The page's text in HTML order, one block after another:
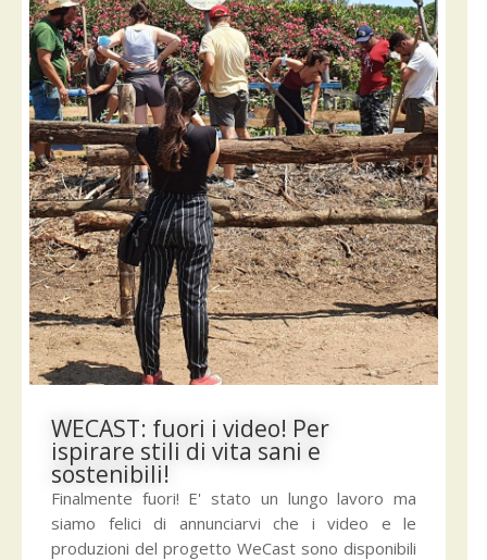
WECAST: fuori i video! Per
ispirare stili di vita sani e
sostenibili!
Finalmente fuori! E' stato un lungo lavoro ma
siamo felici di annunciarvi che i video e le
produzioni del progetto WeCast sono disponibili